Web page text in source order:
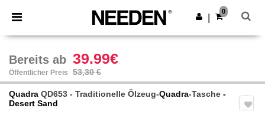
× Needen App
Bessere Preise in der App!
App holen
0
Bereits ab 39.99€
Öffentlicher Preis 53,30 €
Quadra QD653 - Traditionelle Ölzeug-Quadra-Tasche -
Desert Sand